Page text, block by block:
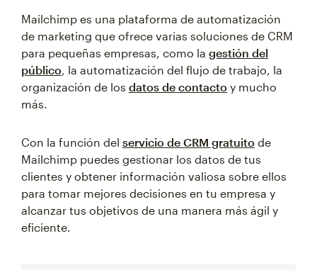
Mailchimp es una plataforma de automatización
de marketing que ofrece varias soluciones de CRM
para pequeñas empresas, como la gestión del
público, la automatización del flujo de trabajo, la
organización de los datos de contacto y mucho
más.
Con la función del servicio de CRM gratuito de
Mailchimp puedes gestionar los datos de tus
clientes y obtener información valiosa sobre ellos
para tomar mejores decisiones en tu empresa y
alcanzar tus objetivos de una manera más ágil y
eficiente.